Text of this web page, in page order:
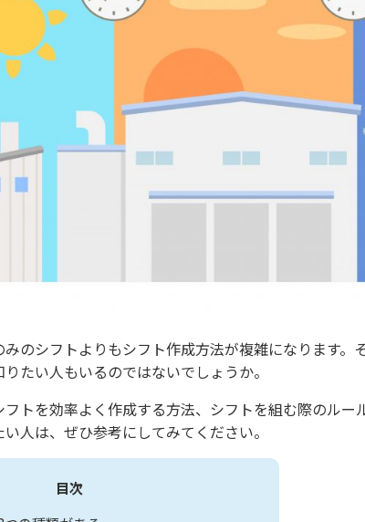
のシフトよりもシフト作成方法が複雑になります。
たい人もいるのではないでしょうか。
トを効率よく作成する方法、シフトを組む際のルー
人は、ぜひ参考にしてみてください。
目次